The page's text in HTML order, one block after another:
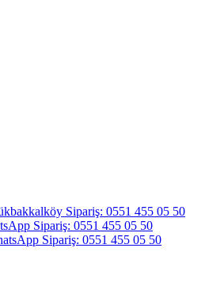
Sipariş: 0551 455 05 50
Sipariş: 0551 455 05 50
Sipariş: 0551 455 05 50